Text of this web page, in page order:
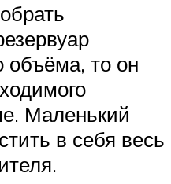
то он
Маленький
в себя весь